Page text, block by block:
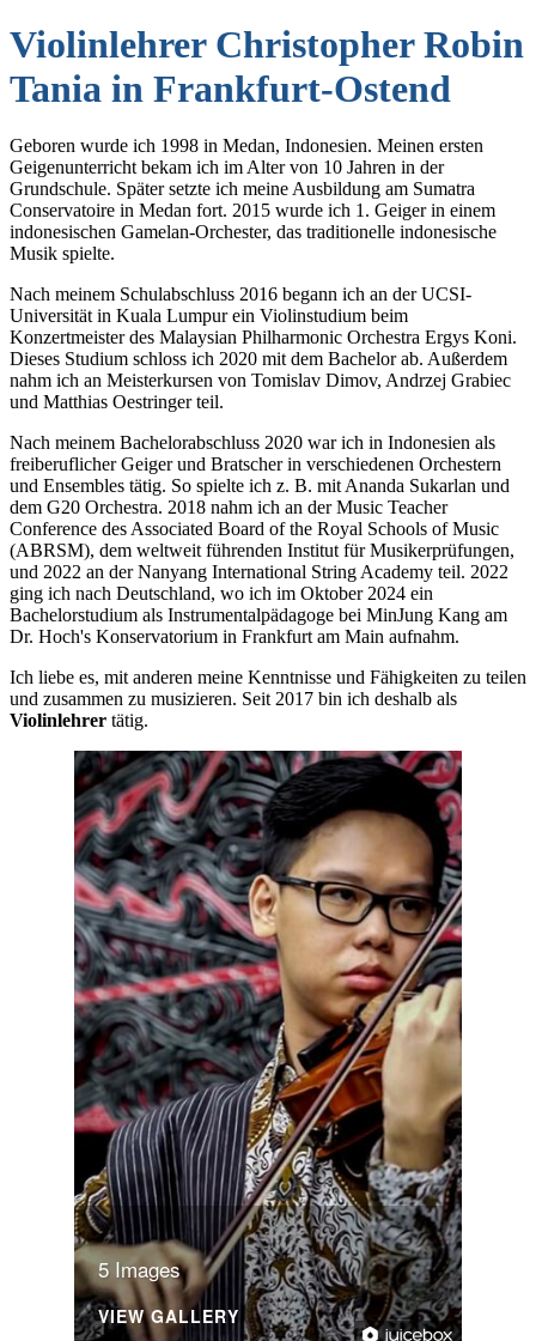
Violinlehrer Christopher Robin
Tania in Frankfurt-Ostend
Geboren wurde ich 1998 in Medan, Indonesien. Meinen ersten
Geigenunterricht bekam ich im Alter von 10 Jahren in der
Grundschule. Später setzte ich meine Ausbildung am Sumatra
Conservatoire in Medan fort. 2015 wurde ich 1. Geiger in einem
indonesischen Gamelan-Orchester, das traditionelle indonesische
Musik spielte.
Nach meinem Schulabschluss 2016 begann ich an der UCSI-
Universität in Kuala Lumpur ein Violinstudium beim
Konzertmeister des Malaysian Philharmonic Orchestra Ergys Koni.
Dieses Studium schloss ich 2020 mit dem Bachelor ab. Außerdem
nahm ich an Meisterkursen von Tomislav Dimov, Andrzej Grabiec
und Matthias Oestringer teil.
Nach meinem Bachelorabschluss 2020 war ich in Indonesien als
freiberuflicher Geiger und Bratscher in verschiedenen Orchestern
und Ensembles tätig. So spielte ich z. B. mit Ananda Sukarlan und
dem G20 Orchestra. 2018 nahm ich an der Music Teacher
Conference des Associated Board of the Royal Schools of Music
(ABRSM), dem weltweit führenden Institut für Musikerprüfungen,
und 2022 an der Nanyang International String Academy teil. 2022
ging ich nach Deutschland, wo ich im Oktober 2024 ein
Bachelorstudium als Instrumentalpädagoge bei MinJung Kang am
Dr. Hoch's Konservatorium in Frankfurt am Main aufnahm.
Ich liebe es, mit anderen meine Kenntnisse und Fähigkeiten zu teilen
und zusammen zu musizieren. Seit 2017 bin ich deshalb als
Violinlehrer tätig.
5 Images
VIEW GALLERY